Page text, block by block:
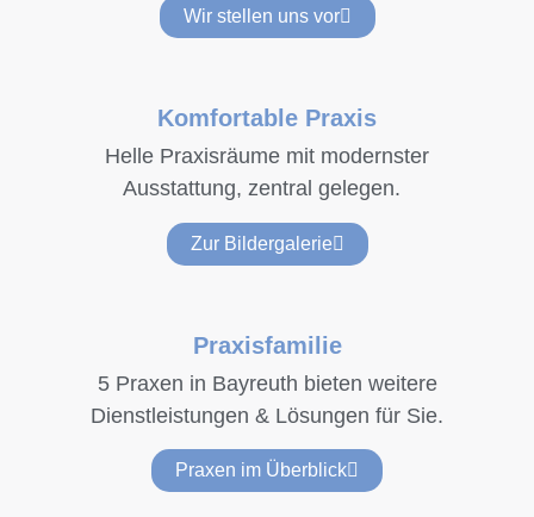
Wir stellen uns vor
Komfortable Praxis
Helle Praxisräume mit modernster
Ausstattung, zentral gelegen.
Zur Bildergalerie
Praxisfamilie
5 Praxen in Bayreuth bieten weitere
Dienstleistungen & Lösungen für Sie.
Praxen im Überblick